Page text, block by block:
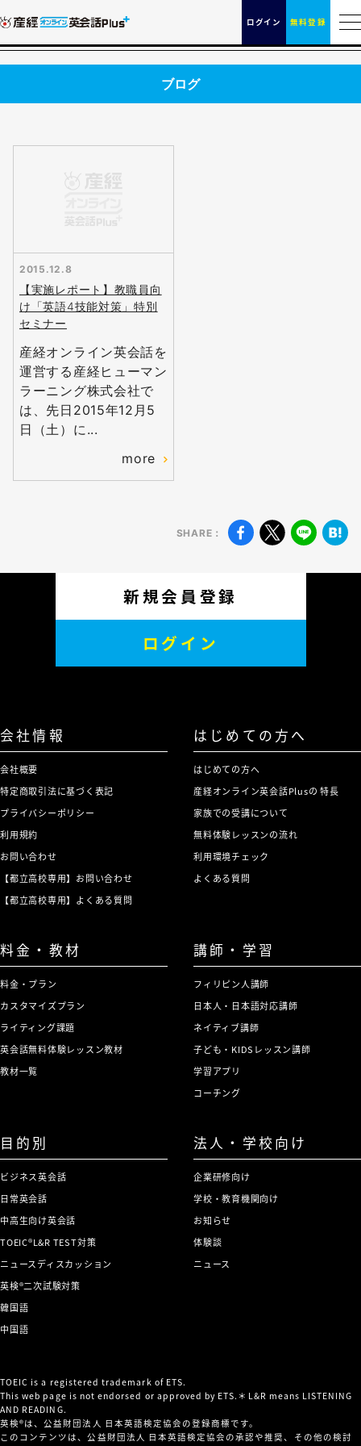
ログイン 無料登録
ブログ
2015.12.8
【実施レポート】教職員向
け「英語4技能対策」特別
セミナー
産経オンライン英会話を
運営する産経ヒューマン
ラーニング株式会社で
は、先日2015年12月5
日（土）に...
more
SHARE：
新規会員登録
ログイン
会社情報
会社概要
特定商取引法に基づく表記
プライバシーポリシー
利用規約
お問い合わせ
【都立高校専用】お問い合わせ
【都立高校専用】よくある質問
はじめての方へ
はじめての方へ
産経オンライン英会話Plusの 特長
家族での受講について
無料体験レッスンの流れ
利用環境チェック
よくある質問
料金・教材
料金・プラン
カスタマイズプラン
ライティング課題
英会話無料体験レッスン教材
教材一覧
講師・学習
フィリピン人講師
日本人・日本語対応講師
ネイティブ講師
子ども・KIDSレッスン講師
学習アプリ
コーチング
目的別
ビジネス英会話
日常英会話
中高生向け英会話
TOEIC®L&R TEST対策
ニュースディスカッション
英検®二次試験対策
韓国語
中国語
法人・学校向け
企業研修向け
学校・教育機関向け
お知らせ
体験談
ニュース
TOEIC is a registered trademark of ETS.
This web page is not endorsed or approved by ETS.＊L&R means LISTENING
AND READING.
英検®は、公益財団法人 日本英語検定協会の登録商標です。
このコンテンツは、公益財団法人 日本英語検定協会の承認や推奨、その他の検討